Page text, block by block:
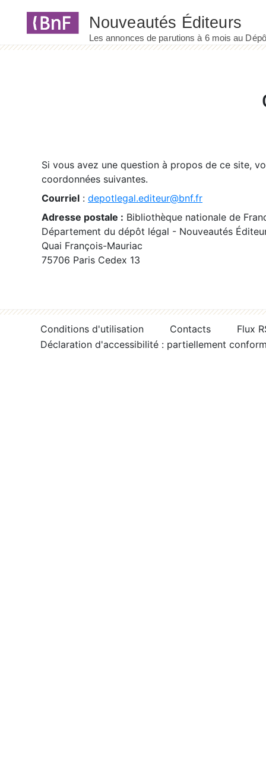
Si vous avez une question à propos de ce site,
coordonnées suivantes.
Courriel : depotlegal.editeur@bnf.fr
Adresse postale : Bibliothèque nationale de
Département du dépôt légal - Nouveautés
Quai François-Mauriac
75706 Paris Cedex 13
Conditions d'utilisation Contacts
Flux
Déclaration d'accessibilité : partiellement